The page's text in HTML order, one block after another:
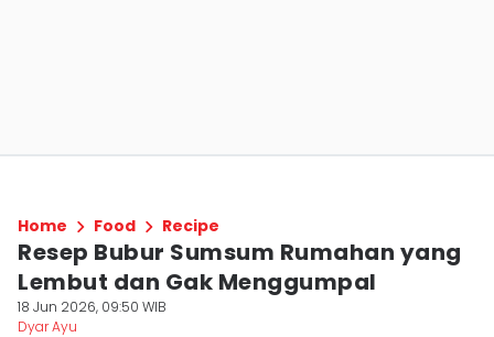
Home Food Recipe
Resep Bubur Sumsum Rumahan yang
Lembut dan Gak Menggumpal
18 Jun 2026, 09:50 WIB
Dyar Ayu